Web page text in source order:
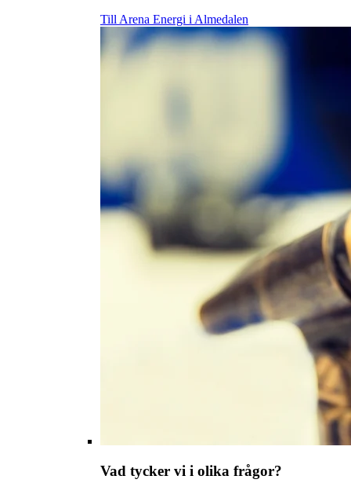
Till Arena Energi i Almedalen
Vad tycker vi i olika frågor?